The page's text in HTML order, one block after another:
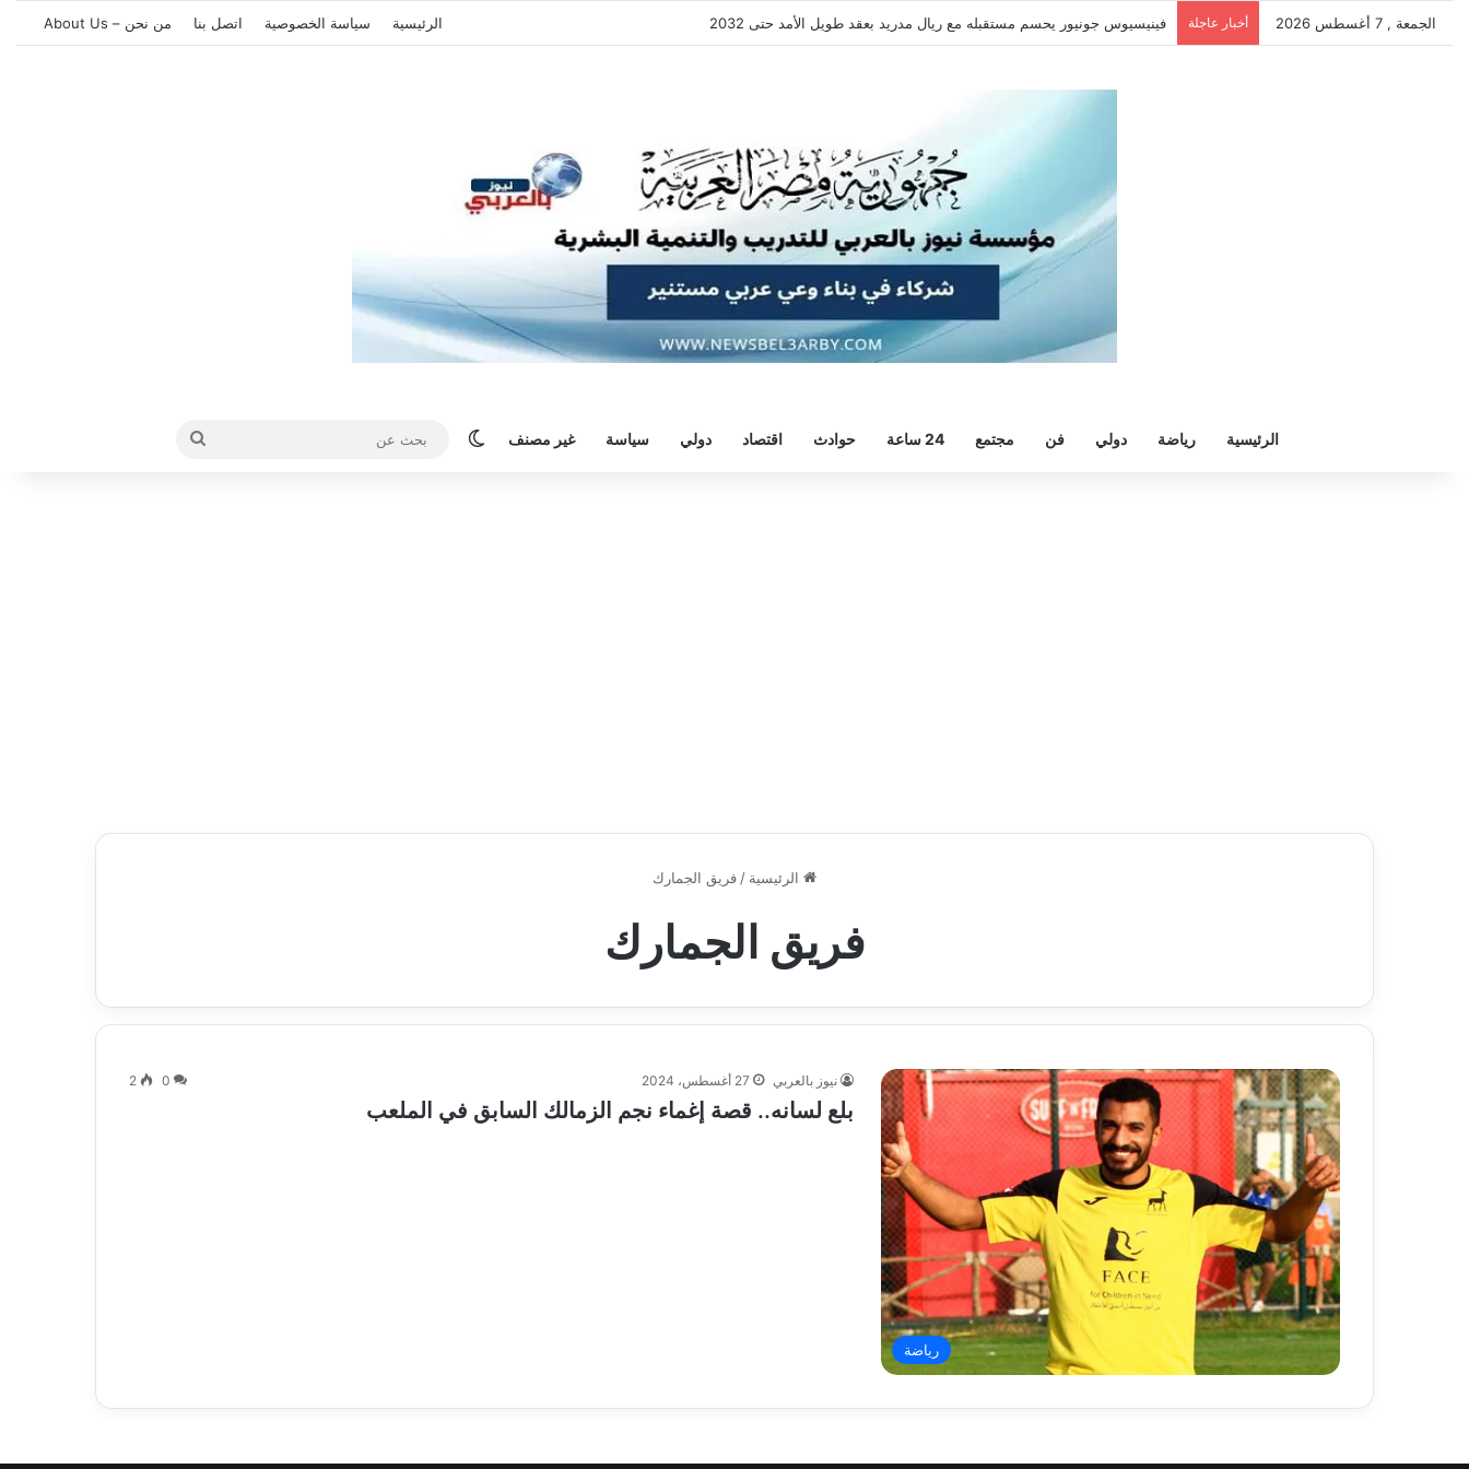
الجمعة , 7 أغسطس 2026 أخبار عاجلة فينيسيوس جونيور يحسم مستقبله مع ريال مدريد بعقد طويل الأمد حتى 2032 الرئيسية سياسة الخصوصية اتصل بنا من نحن – About Us
الرئيسية رياضة دولي فن مجتمع 24 ساعة حوادث اقتصاد دولي سياسة غير مصنف الوضع المظلم
بحث
الرئيسية / فريق الجمارك
فريق الجمارك
رياضة
نيوز بالعربي 27 أغسطس، 2024 0
2
بلع لسانه.. قصة إغماء نجم الزمالك السابق في الملعب